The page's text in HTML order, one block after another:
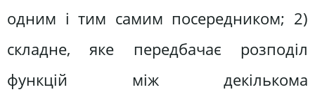
одним і тим самим посередником; 2)
складне, яке передбачає розподіл
функцій між декількома